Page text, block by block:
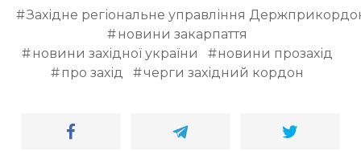
Західне регіональне управління
новини закарпаття
новини західної україни
новини прозахід
про захід
черги західний кордон